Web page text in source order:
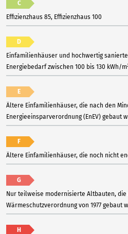
C
Effizienzhaus 85, Effizienzhaus 100
D
Einfamilienhäuser und hochwertig
Energiebedarf zwischen 100 bis 130 kWh/
E
Ältere Einfamilienhäuser, die nach den
Energieeinsparverordnung (EnEV) gebaut
F
Ältere Einfamilienhäuser, die noch nicht
G
Nur teilweise modernisierte Altbauten, die
Wärmeschutzverordnung von 1977 gebaut
H